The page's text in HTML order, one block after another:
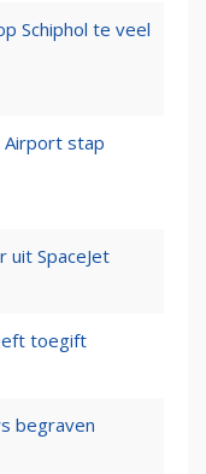
Schiphol te veel
Airport stap
uit SpaceJet
toegift
begraven